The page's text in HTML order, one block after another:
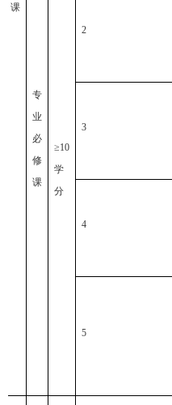
课
专
业
必
修
课
≥10
学
分
2
3
4
5